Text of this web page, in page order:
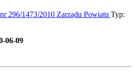
296/1473/2010 Zarządu Powiatu Typ:
06-09